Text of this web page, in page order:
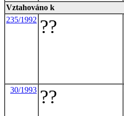
Vztahováno k
235/1992 ??
30/1993 ??